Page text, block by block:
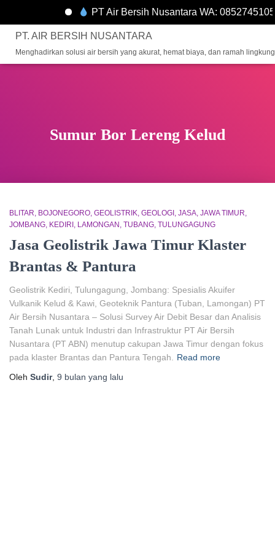
PT Air Bersih Nusantara WA:
PT. AIR BERSIH NUSANTARA
Menghadirkan solusi air bersih yang akurat, hemat biaya, dan ramah
Sumur Bor Lereng Kelud
BLITAR BOJONEGORO GEOLISTRIK GEOLOGI JASA JAWA TIMUR
JOMBANG KEDIRI LAMONGAN TUBANG TULUNGAGUNG
Jasa Geolistrik Jawa Timur Klaster
Brantas & Pantura
Geolistrik Kediri, Tulungagung, Jombang: Spesialis Akuifer
Vulkanik Kelud & Kawi, Geoteknik Pantura (Tuban, Lamongan) PT
Air Bersih Nusantara – Solusi Survey Air Debit Besar dan Analisis
Tanah Lunak untuk Industri dan Infrastruktur PT Air Bersih
Nusantara (PT ABN) menutup cakupan Jawa Timur dengan fokus
pada klaster Brantas dan Pantura Tengah.
Read more
Oleh Sudir, 9 bulan yang lalu